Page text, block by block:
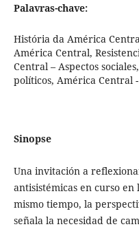
Palavras-chave:
História da América
América Central,
Central – Aspectos
políticos, América Central
Sinopse
Una invitación a
antisistémicas en curso
mismo tiempo, la
señala la necesidad de